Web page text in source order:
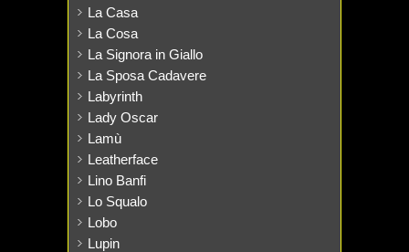
La Casa
La Cosa
La Signora in Giallo
La Sposa Cadavere
Labyrinth
Lady Oscar
Lamù
Leatherface
Lino Banfi
Lo Squalo
Lobo
Lupin